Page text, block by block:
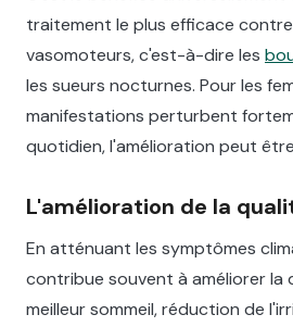
traitement le plus efficace
vasomoteurs, c'est-à-dire les
les sueurs nocturnes. Pour les
manifestations perturbent
quotidien, l'amélioration peut
L'amélioration de la
En atténuant les symptômes
contribue souvent à améliorer la
meilleur sommeil, réduction de